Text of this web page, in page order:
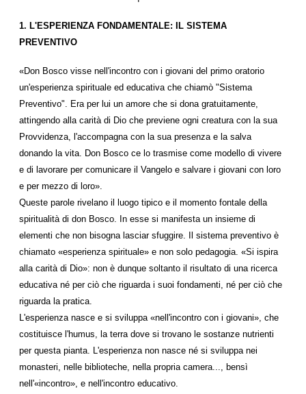
1. L'ESPERIENZA FONDAMENTALE: IL SISTEMA
PREVENTIVO
«Don Bosco visse nell'incontro con i giovani del primo oratorio
un'esperienza spirituale ed educativa che chiamò "Sistema
Preventivo". Era per lui un amore che si dona gratuitamente,
attingendo alla carità di Dio che previene ogni creatura con la sua
Provvidenza, l'accompagna con la sua presenza e la salva
donando la vita. Don Bosco ce lo trasmise come modello di vivere
e di lavorare per comunicare il Vangelo e salvare i giovani con loro
e per mezzo di loro».
Queste parole rivelano il luogo tipico e il momento fontale della
spiritualità di don Bosco. In esse si manifesta un insieme di
elementi che non bisogna lasciar sfuggire. Il sistema preventivo è
chiamato «esperienza spirituale» e non solo pedagogia. «Si ispira
alla carità di Dio»: non è dunque soltanto il risultato di una ricerca
educativa né per ciò che riguarda i suoi fondamenti, né per ciò che
riguarda la pratica.
L'esperienza nasce e si sviluppa «nell'incontro con i giovani», che
costituisce l'humus, la terra dove si trovano le sostanze nutrienti
per questa pianta. L'esperienza non nasce né si sviluppa nei
monasteri, nelle biblioteche, nella propria camera..., bensì
nell'«incontro», e nell'incontro educativo.